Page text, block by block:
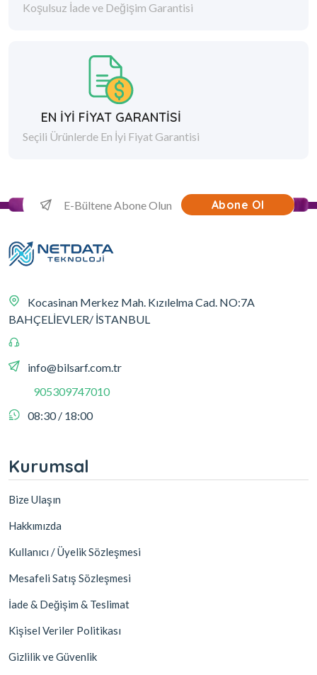
Koşulsuz İade ve Değişim Garantisi
EN İYİ FİYAT GARANTİSİ
Seçili Ürünlerde En İyi Fiyat Garantisi
Abone Ol
Kocasinan Merkez Mah. Kızılelma Cad. NO:7A
BAHÇELİEVLER/ İSTANBUL
info@bilsarf.com.tr
905309747010
08:30 / 18:00
Kurumsal
Bize Ulaşın
Hakkımızda
Kullanıcı / Üyelik Sözleşmesi
Mesafeli Satış Sözleşmesi
İade & Değişim & Teslimat
Kişisel Veriler Politikası
Gizlilik ve Güvenlik